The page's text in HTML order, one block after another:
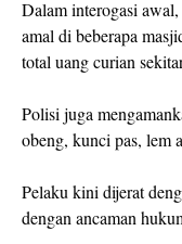
Dalam interogasi
amal di beberapa
total uang curian
Polisi juga
obeng, kunci pas, lem
Pelaku kini dijerat
dengan ancaman